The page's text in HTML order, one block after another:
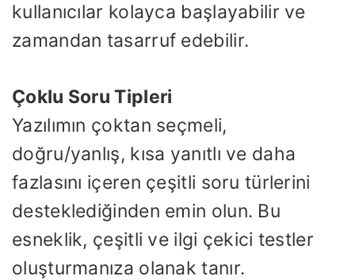
kullanıcılar kolayca başlayabilir ve
zamandan tasarruf edebilir.
Çoklu Soru Tipleri
Yazılımın çoktan seçmeli,
doğru/yanlış, kısa yanıtlı ve daha
fazlasını içeren çeşitli soru türlerini
desteklediğinden emin olun. Bu
esneklik, çeşitli ve ilgi çekici testler
oluşturmanıza olanak tanır.